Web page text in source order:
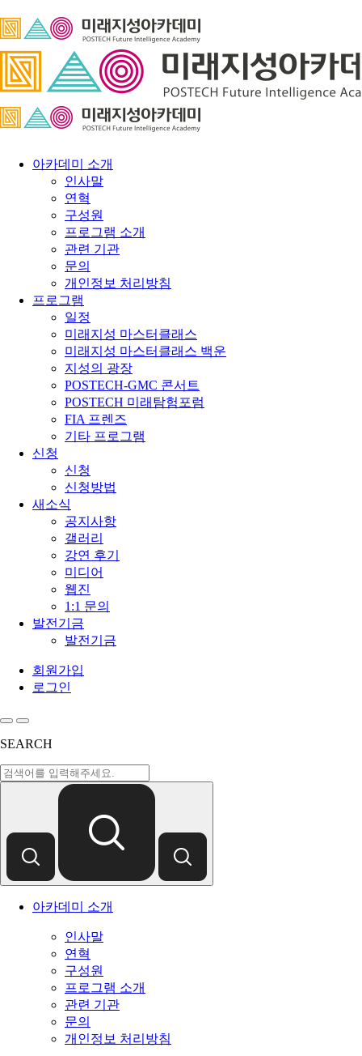
아카데미 소개
인사말
연혁
구성원
프로그램 소개
관련 기관
문의
개인정보 처리방침
프로그램
일정
미래지성 마스터클래스
미래지성 마스터클래스 백운
지성의 광장
POSTECH-GMC 콘서트
POSTECH 미래탐험포럼
FIA 프렌즈
기타 프로그램
신청
신청
신청방법
새소식
공지사항
갤러리
강연 후기
미디어
웹진
1:1 문의
발전기금
발전기금
회원가입
로그인
SEARCH
아카데미 소개
인사말
연혁
구성원
프로그램 소개
관련 기관
문의
개인정보 처리방침